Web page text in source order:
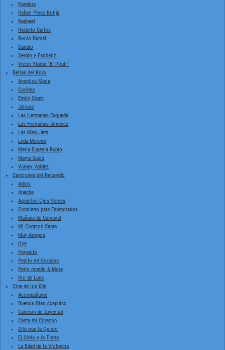
Pandora
Rafael Perez Botija
Raphael
Roberto Carlos
Rocio Durcal
Sandro
Sergio y Estibaliz
Victor Yturbe "El Piruli"
Bellas del Rock
Angelica Maria
Corinna
Emily Cranz
Julissa
Las Hermanas Esqueda
Las Hermanas Jimenez
Las Mary Jets
Leda Moreno
Maria Eugenia Rubio
Mayte Gaos
Vianey Valdez
Canciones del Recuerdo
Adios
Apache
Aquellos Ojos Verdes
Concierto para Enamorados
Mañana de Carnaval
Mi Corazon Canta
Muy Amigos
Oye
Payasito
Pepito mi Corazon
Perro mundo & More
Rio de Luna
Cine de los 60s
Acompañame
Buenos Dias Acapulco
Cancion de Juventud
Canta mi Corazon
Dile que la Quiero
El Cielo y la Tierra
La Edad de la Violencia